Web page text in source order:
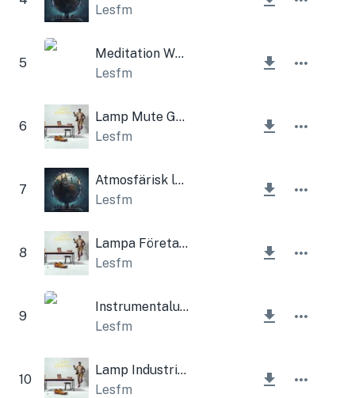
Lesfm
5
Meditation Whistle Ambient
Lesfm
6
Lamp Mute Guitar Corporate
Lesfm
7
Atmosfärisk lampa
Lesfm
8
Lampa Företagsmusik
Lesfm
9
Instrumentaluppgång och rullning
Lesfm
10
Lamp Industrial Corporate
Lesfm